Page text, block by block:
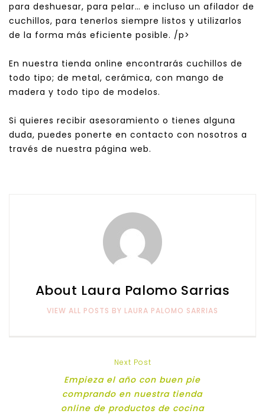
para deshuesar, para pelar… e incluso un afilador de
cuchillos, para tenerlos siempre listos y utilizarlos
de la forma más eficiente posible. /p>
En nuestra tienda online encontrarás cuchillos de
todo tipo; de metal, cerámica, con mango de
madera y todo tipo de modelos.
Si quieres recibir asesoramiento o tienes alguna
duda, puedes ponerte en contacto con nosotros a
través de nuestra página web.
About Laura Palomo Sarrias
VIEW ALL POSTS BY LAURA PALOMO SARRIAS
Next Post
Empieza el año con buen pie
comprando en nuestra tienda
online de productos de cocina